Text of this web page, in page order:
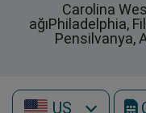
Carolina
ağıPhiladelphia,
Pensilvanya,
US